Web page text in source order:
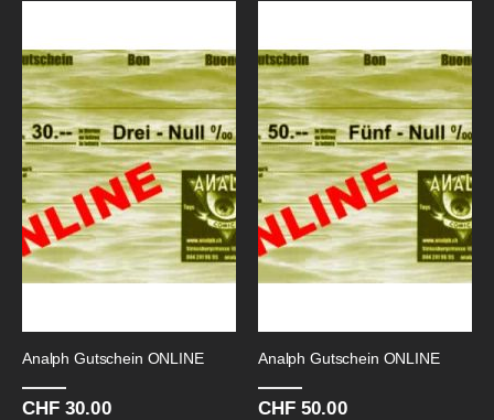
Analph Gutschein ONLINE
CHF 30.00
Analph Gutschein ONLINE
CHF 50.00